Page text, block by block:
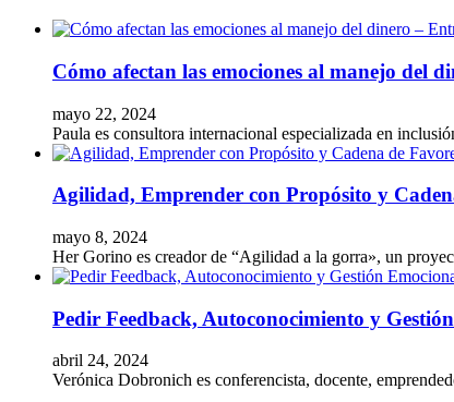
Cómo afectan las emociones al manejo del
mayo 22, 2024
Paula es consultora internacional especializada en
Agilidad, Emprender con Propósito y
mayo 8, 2024
Her Gorino es creador de “Agilidad a la gorra», un
Pedir Feedback, Autoconocimiento y
abril 24, 2024
Verónica Dobronich es conferencista, docente,